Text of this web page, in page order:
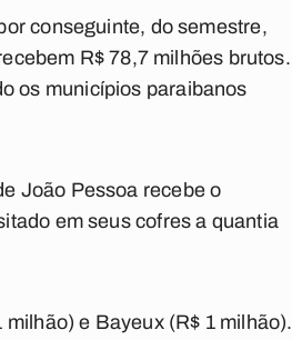
conseguinte, do semestre,
R$ 78,7 milhões brutos.
os municípios paraibanos
João Pessoa recebe o
em seus cofres a quantia
e Bayeux (R$ 1 milhão).